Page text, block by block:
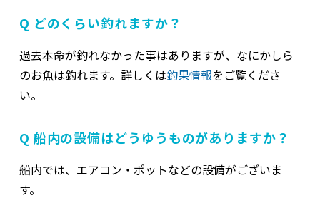
Q どのくらい釣れますか？
過去本命が釣れなかった事はありますが、なにかしら
のお魚は釣れます。詳しくは釣果情報をご覧くださ
い。
Q 船内の設備はどうゆうものがありますか？
船内では、エアコン・ポットなどの設備がございま
す。